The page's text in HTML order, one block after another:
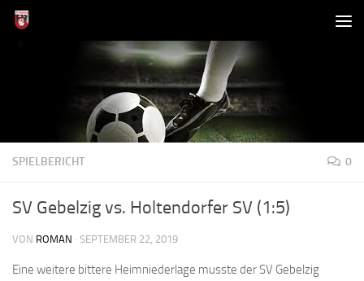
Zum Inhalt springen
SPIELBERICHT 0
SV Gebelzig vs. Holtendorfer SV (1:5)
VON ROMAN · SEPTEMBER 22, 2019
Eine weitere bittere Heimniederlage musste der SV Gebelzig